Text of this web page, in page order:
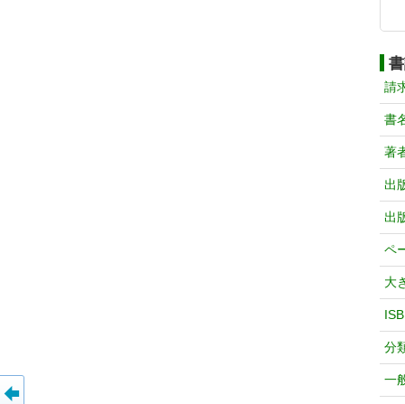
請
書
著
出
出
ペ
大
分
一